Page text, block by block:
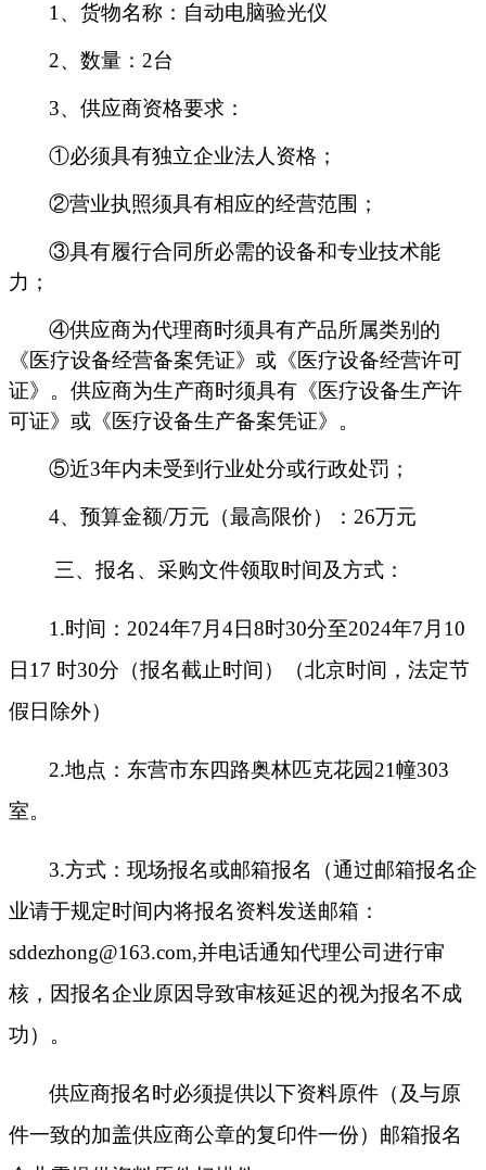
1、 货物名称：自动电脑验光仪
2、 数量： 2台
3、 供应商资格要求：
①必须具有独立企业法人资格 ；
②营业执照须具有相应的经营范围；
③具有履行合同所必需的设备和专业技术能
力；
④供应商为代理商时须具有产品所属类别的
《医疗设备经营备案凭证》或《医疗设备经营许可
证》。供应商为生产商时须具有《医疗设备生产许
可证》或《医疗设备生产备案凭证》。
⑤近3年内未受到行业处分或行政处罚；
4、 预算金额/万元 （最高限价）： 26万元
三、报名、采购文件领取时间及方式：
1.时间：2024年7 月 4日8时30分至2024年7 月 10
日 17 时30分（报名截止时间）（北京时间，法定节
假日除外）
2.地点：东营市东四路奥林匹克花园21幢303
室。
3.方式：现场报名或邮箱报名（通过邮箱报名企
业请于规定时间内将报名资料发送邮箱：
sddezhong@163.com,并电话通知代理公司进行审
核，因报名企业原因导致审核延迟的视为报名不成
功）。
供应商报名时必须提供以下资料原件（及与原
件一致的加盖供应商公章的复印件一份）邮箱报名